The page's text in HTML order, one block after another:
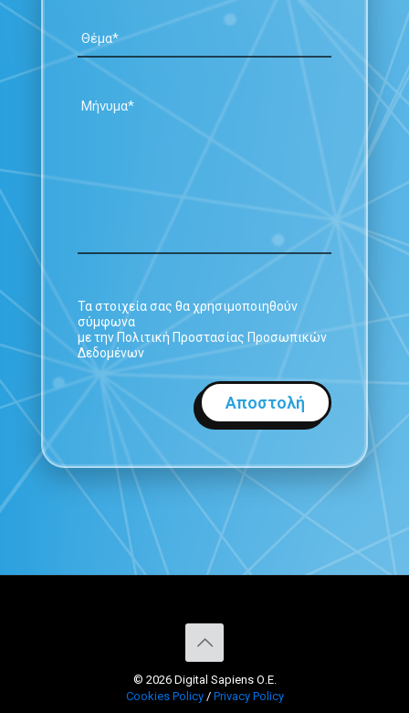
Τα στοιχεία σας θα χρησιμοποιηθούν
σύμφωνα
με την Πολιτική Προστασίας Προσωπικών
Δεδομένων
© 2026 Digital Sapiens Ο.Ε.
Cookies Policy / Privacy Policy